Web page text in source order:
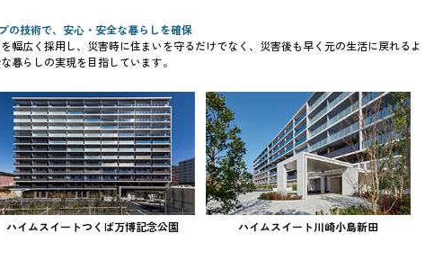
の技術で、安心・安全な暮らしを確保
幅広く採用し、災害時に住まいを守るだけでなく、災害後も早く元の生活に戻れるよ
暮らしの実現を目指しています。
ハイムスイートつくば万博記念公園 ハイムスイート川崎小島新田